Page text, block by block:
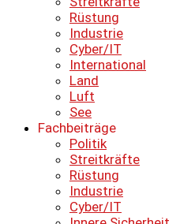
Rüstung
Industrie
Cyber/IT
International
Land
Luft
See
Fachbeiträge
Politik
Streitkräfte
Rüstung
Industrie
Cyber/IT